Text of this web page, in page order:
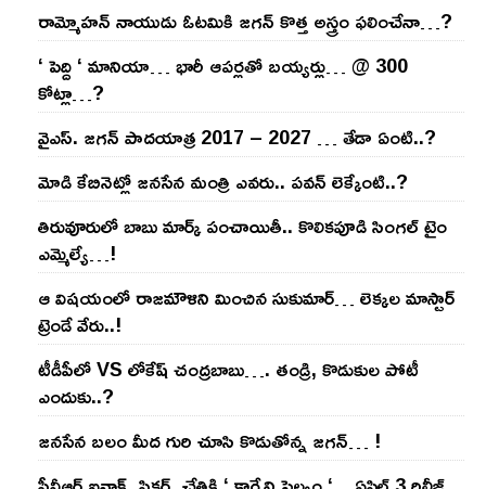
రామ్మోహ‌న్ నాయుడు ఓట‌మికి జ‌గ‌న్ కొత్త అస్త్రం ఫ‌లించేనా…?
‘ పెద్ది ‘ మానియా… భారీ ఆప‌ర్ల‌తో బ‌య్య‌ర్లు… @ 300
కోట్లా…?
వైఎస్‌. జ‌గ‌న్ పాద‌యాత్ర 2017 – 2027 … తేడా ఏంటి..?
మోడి కేబినెట్లో జ‌నసేన మంత్రి ఎవ‌రు.. ప‌వ‌న్ లెక్కేంటి..?
తిరువూరులో బాబు మార్క్ పంచాయితీ.. కొలిక‌పూడి సింగ‌ల్ టైం
ఎమ్మెల్యే…!
ఆ విష‌యంలో రాజ‌మౌళిని మించిన సుకుమార్‌… లెక్క‌ల మాస్టార్
ట్రెండే వేరు..!
టీడీపీలో VS లోకేష్ చంద్ర‌బాబు…. తండ్రి, కొడుకుల పోటీ
ఎందుకు..?
జ‌న‌సేన బ‌లం మీద గురి చూసి కొడుతోన్న జ‌గ‌న్‌… !